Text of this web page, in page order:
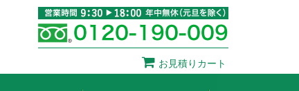
お見積りカート